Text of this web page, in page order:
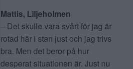
Mattis, Liljeholmen
– Det skulle vara svårt för jag är
rotad här i stan just och jag trivs
bra. Men det beror på hur
desperat situationen är. Just nu